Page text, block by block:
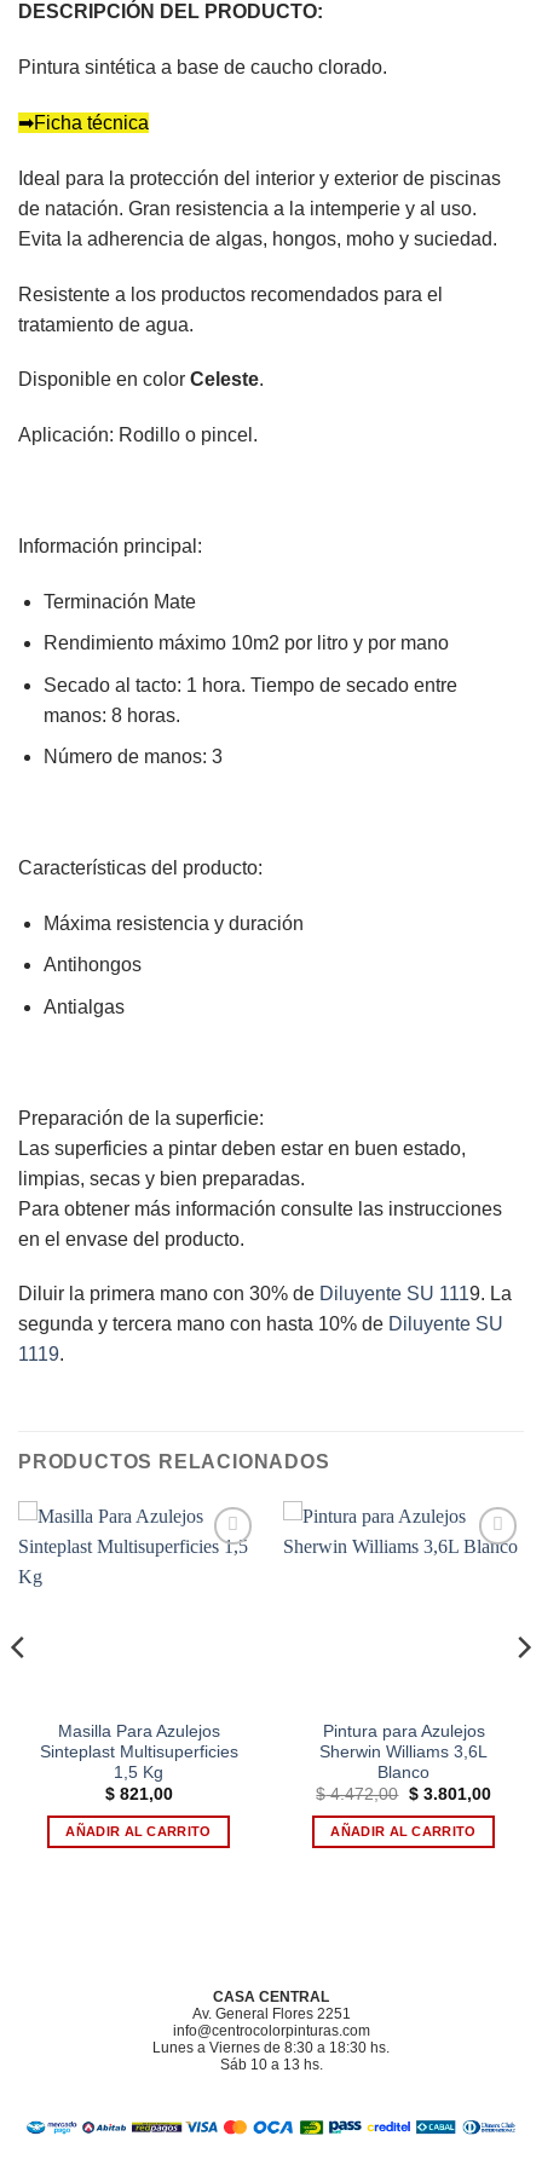
DESCRIPCIÓN DEL PRODUCTO:
Pintura sintética a base de caucho clorado.
➡Ficha técnica
Ideal para la protección del interior y exterior de piscinas
de natación. Gran resistencia a la intemperie y al uso.
Evita la adherencia de algas, hongos, moho y suciedad.
Resistente a los productos recomendados para el
tratamiento de agua.
Disponible en color Celeste.
Aplicación: Rodillo o pincel.
Información principal:
Terminación Mate
Rendimiento máximo 10m2 por litro y por mano
Secado al tacto: 1 hora. Tiempo de secado entre
manos: 8 horas.
Número de manos: 3
Características del producto:
Máxima resistencia y duración
Antihongos
Antialgas
Preparación de la superficie:
Las superficies a pintar deben estar en buen estado,
limpias, secas y bien preparadas.
Para obtener más información consulte las instrucciones
en el envase del producto.
Diluir la primera mano con 30% de Diluyente SU 1119. La
segunda y tercera mano con hasta 10% de Diluyente SU
1119.
PRODUCTOS RELACIONADOS
Masilla Para Azulejos
Sinteplast Multisuperficies
1,5 Kg
$821,00
AÑADIR AL CARRITO
Pintura para Azulejos
Sherwin Williams 3,6L
Blanco
$4.472,00 El
original
era:
$3.801,00El
AÑADIR AL CARRITO
CASA CENTRAL
Av. General Flores 2251
info@centrocolorpinturas.com
Lunes a Viernes de 8:30 a 18:30 hs.
Sáb 10 a 13 hs.